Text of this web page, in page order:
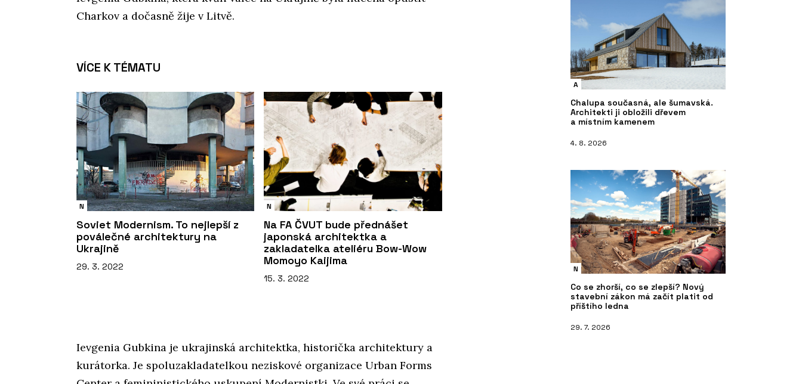
Charkov a dočasně žije v Litvě.
VÍCE K TÉMATU
N
Soviet Modernism. To nejlepší z
poválečné architektury na
Ukrajině
29. 3. 2022
N
Na FA ČVUT bude přednášet
japonská architektka a
zakladatelka ateliéru Bow-Wow
Momoyo Kaijima
15. 3. 2022
Ievgenia Gubkina je ukrajinská architektka, historička architektury a
kurátorka. Je spoluzakladatelkou neziskové organizace Urban Forms
A
Chalupa současná, ale šumavská.
Architekti ji obložili dřevem
a místním kamenem
4. 8. 2026
N
Co se zhorší, co se zlepší? Nový
stavební zákon má začít platit od
příštího ledna
29. 7. 2026